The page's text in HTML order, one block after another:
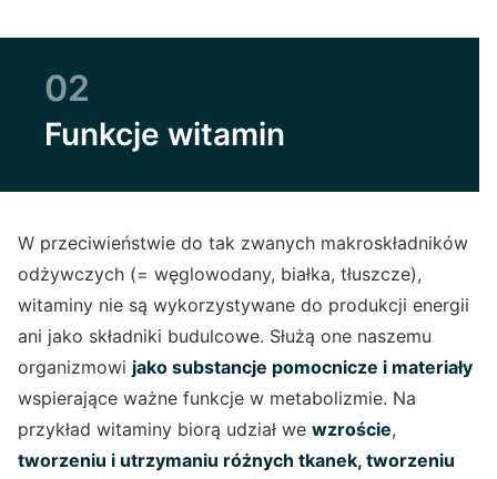
02
Funkcje witamin
W przeciwieństwie do tak zwanych makroskładników
odżywczych (= węglowodany, białka, tłuszcze),
witaminy nie są wykorzystywane do produkcji energii
ani jako składniki budulcowe. Służą one naszemu
organizmowi jako substancje pomocnicze i materiały
wspierające ważne funkcje w metabolizmie. Na
przykład witaminy biorą udział we wzroście,
tworzeniu i utrzymaniu różnych tkanek, tworzeniu